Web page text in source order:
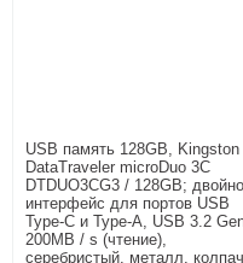
USB память 128GB, Kingston
DataTraveler microDuo 3C
DTDUO3CG3 / 128GB;
интерфейс для портов USB
Type-C и Type-A, USB 3.2 Gen
200MB / s (чтение),
серебристый, металл,